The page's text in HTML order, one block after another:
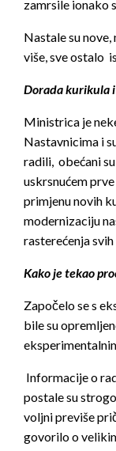
zamrsile ionako
Nastale su
više, sve ostalo
Dorada kurikula
Ministrica je
Nastavnicima i
radili, obećani
uskrsnućem
primjenu novih
modernizaciju
rasterećenja
Kako je tekao
Započelo se s
bile su
Informacije o
postale su
voljni previše
govorilo o